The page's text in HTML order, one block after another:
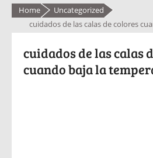
Home
Uncategorized
cuidados de las calas de colores
cuidados de las calas
cuando baja la